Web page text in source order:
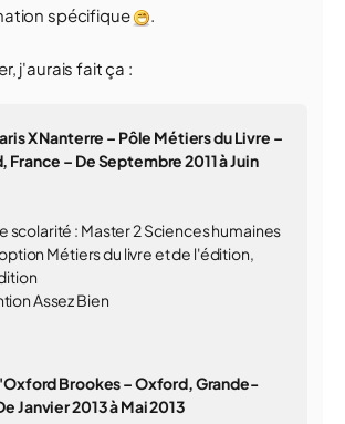
spécifique
.
j'aurais fait ça :
X Nanterre – Pôle Métiers du Livre –
– De Septembre 2011 à Juin
scolarité : Master 2 Sciences humaines
Métiers du livre et de l'édition,
Assez Bien
Brookes – Oxford, Grande-
Janvier 2013 à Mai 2013